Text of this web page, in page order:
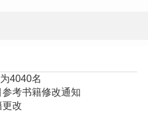
4040名
考书籍修改通知
改